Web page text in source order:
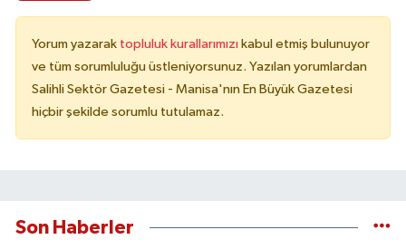
Yorum yazarak topluluk kurallarımızı kabul etmiş bulunuyor
ve tüm sorumluluğu üstleniyorsunuz. Yazılan yorumlardan
Salihli Sektör Gazetesi - Manisa'nın En Büyük Gazetesi
hiçbir şekilde sorumlu tutulamaz.
Son Haberler